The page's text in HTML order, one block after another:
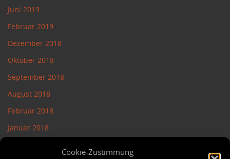
Cookie-Zustimmung
Juni 2019
Februar 2019
Dezember 2018
Oktober 2018
September 2018
August 2018
Februar 2018
Januar 2018